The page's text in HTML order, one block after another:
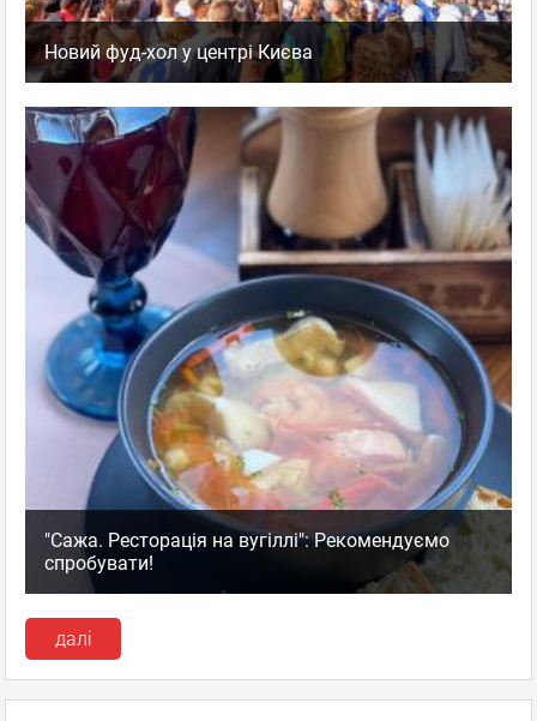
Новий фуд-хол у центрі Києва
"Сажа. Ресторація на вугіллі": Рекомендуємо
спробувати!
далі